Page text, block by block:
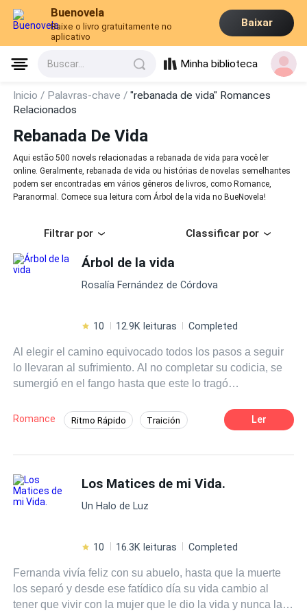
Buenovela
Baixe o livro gratuitamente no
aplicativo
Baixar
Buscar... Minha biblioteca
Inicio / Palavras-chave /"rebanada de vida" Romances
Relacionados
Rebanada De Vida
Aqui estão 500 novels relacionadas a rebanada de vida para você ler
online. Geralmente, rebanada de vida ou histórias de novelas semelhantes
podem ser encontradas em vários gêneros de livros, como Romance,
Paranormal. Comece sua leitura com Árbol de la vida no BueNovela!
Filtrar por Classificar por
Árbol de la vida
Rosalía Fernández de Córdova
10 12.9K leituras Completed
Al elegir el camino equivocado todos los pasos a seguir
lo llevaran al sufrimiento. Al no completar su codicia, se
sumergió en el fango hasta que este lo tragó
temprano, quién causa el mal tiene su merecido. Árbol, el
día que te seques se secará mi vida...
Romance Ritmo Rápido Traición Ler
Los Matices de mi Vida.
Un Halo de Luz
10 16.3K leituras Completed
Fernanda vivía feliz con su abuelo, hasta que la muerte
los separó y desde ese fatídico día su vida cambio al
tener que vivir con la mujer que le dio la vida y nunca la